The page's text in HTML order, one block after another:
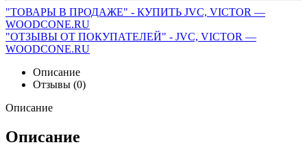
"ТОВАРЫ В ПРОДАЖЕ" - КУПИТЬ JVC, VICTOR —
WOODCONE.RU
"ОТЗЫВЫ ОТ ПОКУПАТЕЛЕЙ" - JVC, VICTOR —
WOODCONE.RU
Описание
Отзывы (0)
Описание
Описание